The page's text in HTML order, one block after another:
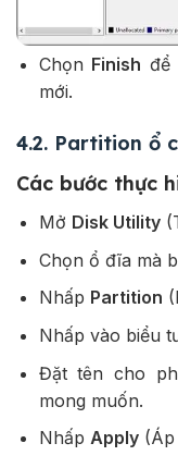
Chọn Finish để
mới.
4.2. Partition ổ
Các bước thực
Mở Disk Utility
Chọn ổ đĩa mà
Nhấp Partition
Nhấp vào biểu
Đặt tên cho
mong muốn.
Nhấp Apply(Áp